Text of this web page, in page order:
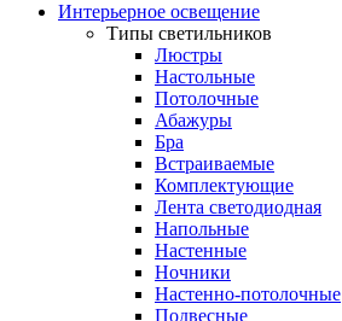
Интерьерное освещение
Типы светильников
Люстры
Настольные
Потолочные
Абажуры
Бра
Встраиваемые
Комплектующие
Лента светодиодная
Напольные
Настенные
Ночники
Настенно-потолочные
Подвесные